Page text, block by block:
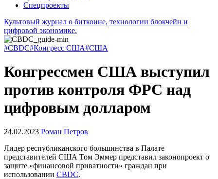
Спецпроекты
Культовый журнал о биткоине, технологии блокчейн и
цифровой экономике.
#CBDC#Конгресс США#США
Конгрессмен США выступил
против контроля ФРС над
цифровым долларом
24.02.2023 Роман Петров
Лидер республиканского большинства в Палате
представителей США Том Эммер представил законопроект о
защите «финансовой приватности» граждан при
использовании CBDC.